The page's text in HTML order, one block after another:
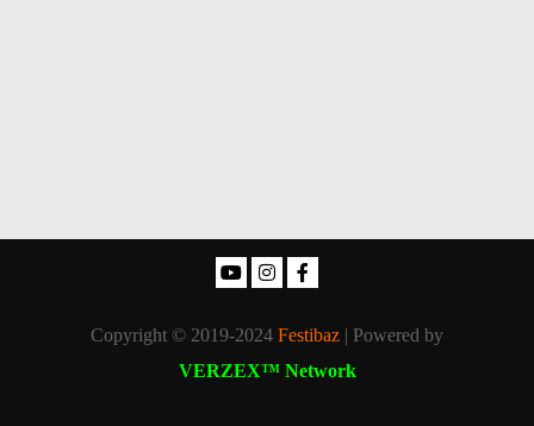
Copyright © 2019-2024Festibaz | Powered by
VERZEX™ Network